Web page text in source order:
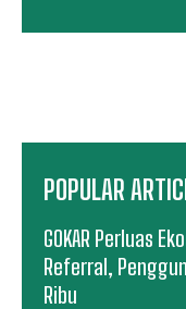
POPULAR
GOKAR Perluas
Referral,
Ribu